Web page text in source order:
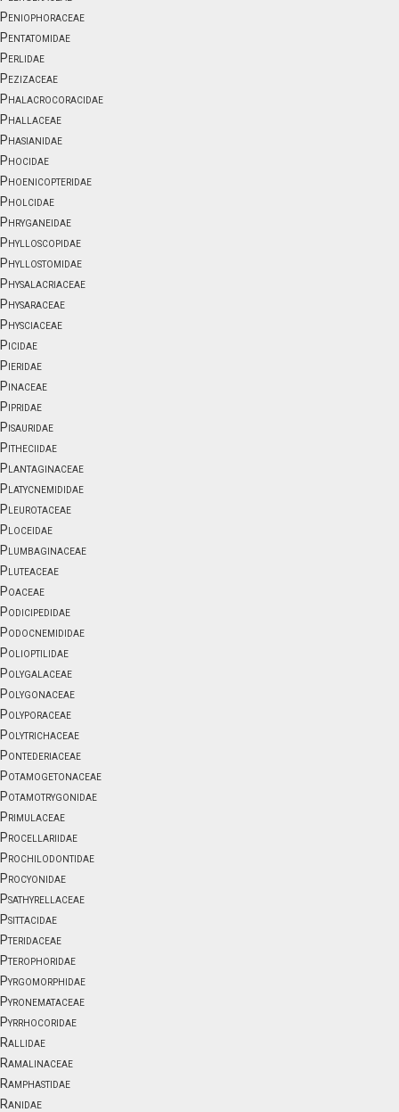
Peniophoraceae
Pentatomidae
Perlidae
Pezizaceae
Phalacrocoracidae
Phallaceae
Phasianidae
Phocidae
Phoenicopteridae
Pholcidae
Phryganeidae
Phylloscopidae
Phyllostomidae
Physalacriaceae
Physaraceae
Physciaceae
Picidae
Pieridae
Pinaceae
Pipridae
Pisauridae
Pitheciidae
Plantaginaceae
Platycnemididae
Pleurotaceae
Ploceidae
Plumbaginaceae
Pluteaceae
Poaceae
Podicipedidae
Podocnemididae
Polioptilidae
Polygalaceae
Polygonaceae
Polyporaceae
Polytrichaceae
Pontederiaceae
Potamogetonaceae
Potamotrygonidae
Primulaceae
Procellariidae
Prochilodontidae
Procyonidae
Psathyrellaceae
Psittacidae
Pteridaceae
Pterophoridae
Pyrgomorphidae
Pyronemataceae
Pyrrhocoridae
Rallidae
Ramalinaceae
Ramphastidae
Ranidae